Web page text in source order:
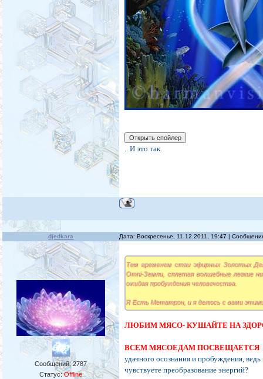
.. И это так.
djedkara Дата: Воскресенье, 11.12.2011, 19:47 |
Сообщений:2787
Статус:Offline
Тем временем стаи эфирных Золотых
Omni-Земли, сплетая волшебные легкие
ожидая пробуждения человечества.
Я Есть Метатрон, и я делюсь с вами
ЛЮБИМ МЯСО- КУШАЙТЕ НА
ВСЕМ МЯСОЕДАМ ПОСВЕЩАЕТСЯ
удачного осознания и пробуждения,
чувствуете преобразование энергий?